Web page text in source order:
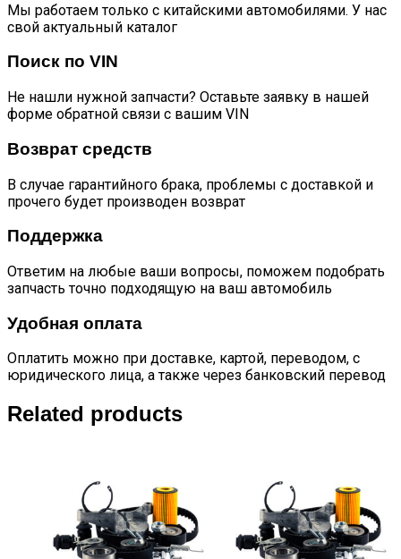
Мы работаем только с китайскими автомобилями. У нас
свой актуальный каталог
Поиск по VIN
Не нашли нужной запчасти? Оставьте заявку в нашей
форме обратной связи с вашим VIN
Возврат средств
В случае гарантийного брака, проблемы с доставкой и
прочего будет производен возврат
Поддержка
Ответим на любые ваши вопросы, поможем подобрать
запчасть точно подходящую на ваш автомобиль
Удобная оплата
Оплатить можно при доставке, картой, переводом, с
юридического лица, а также через банковский перевод
Related products